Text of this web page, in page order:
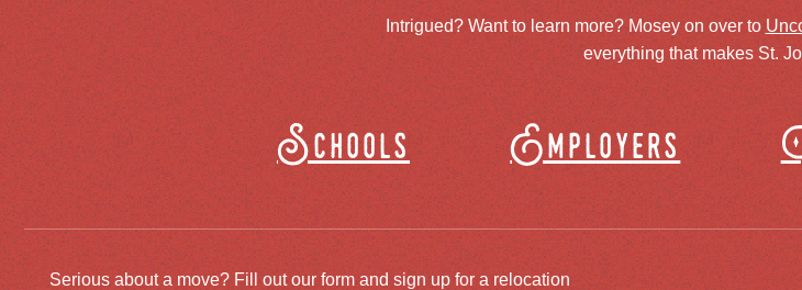
Intrigued? Want to learn more? Mosey on over to
everything that makes St.
Schools Employers
Serious about a move? Fill out our form and sign up for a relocation